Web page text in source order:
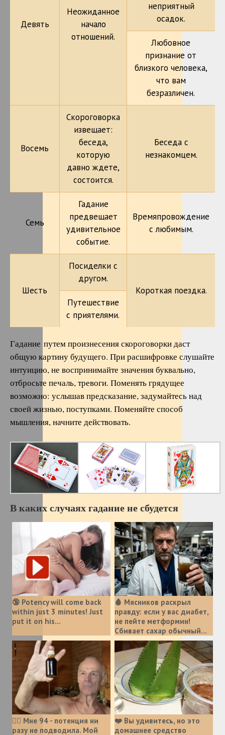
Девять
Неожиданное
начало
отношений.
неприятный
осадок.
Любовное
признание от
близкого человека,
что вам
безразличен.
Восемь
Скороговорка
извещает:
беседа,
которую
давно ждете,
состоится.
Беседа с
незнакомцем.
Семь
Гадание
предвещает
удивительное
событие.
Времяпровождение
с любимым.
Шесть
Посиделки с
другом.
Короткая поездка.
Путешествие
с приятелями.
Гадание путем произнесения скороговорки даст
общую картину будущего. При расшифровке слушайте
интуицию, не воспринимайте значения буквально,
отбросьте печаль, тревоги. Поменять грядущее
возможно: услышав предсказание, задумайтесь над
своей жизнью, поступками. Поменяйте способ
мышления, начните действовать.
В каких случаях гадание не сбудется
🔞 Potency will come back
within just 3 minutes! Just
put it on his…
🩸 Мясников раскрыл
правду: если у вас диабет,
не пейте метформин!
Сбивает сахар обычный...
❤️‍🔥 Мне 94 - потенция ни
разу не подводила. Мой
❤️ Вы удивитесь, но это
домашнее средство